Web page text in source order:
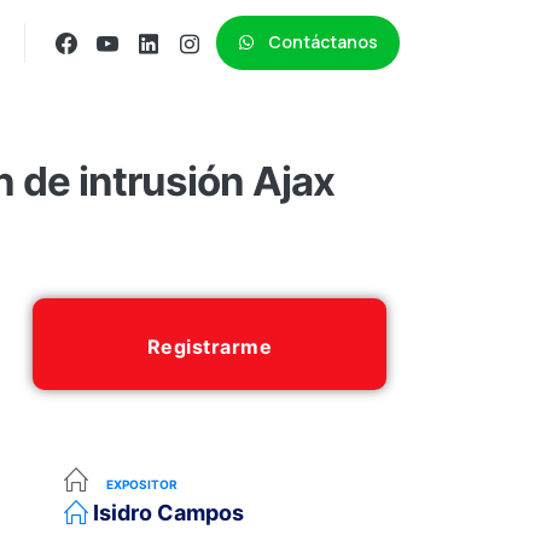
Contáctanos
de intrusión Ajax
Registrarme
EXPOSITOR
Isidro Campos